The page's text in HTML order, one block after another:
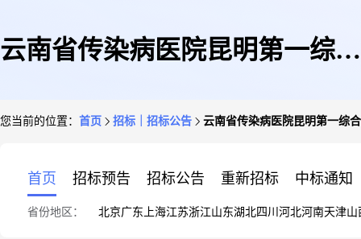
云南省传染病医院昆明第一综合
您当前的位置： 首页 招标｜招标公告 云南省传染病医院昆明第一综
首页 招标预告 招标公告 重新招标 中标通知
省份地区： 北京广东 上海江苏浙江山东湖北四川 河北河南天津山